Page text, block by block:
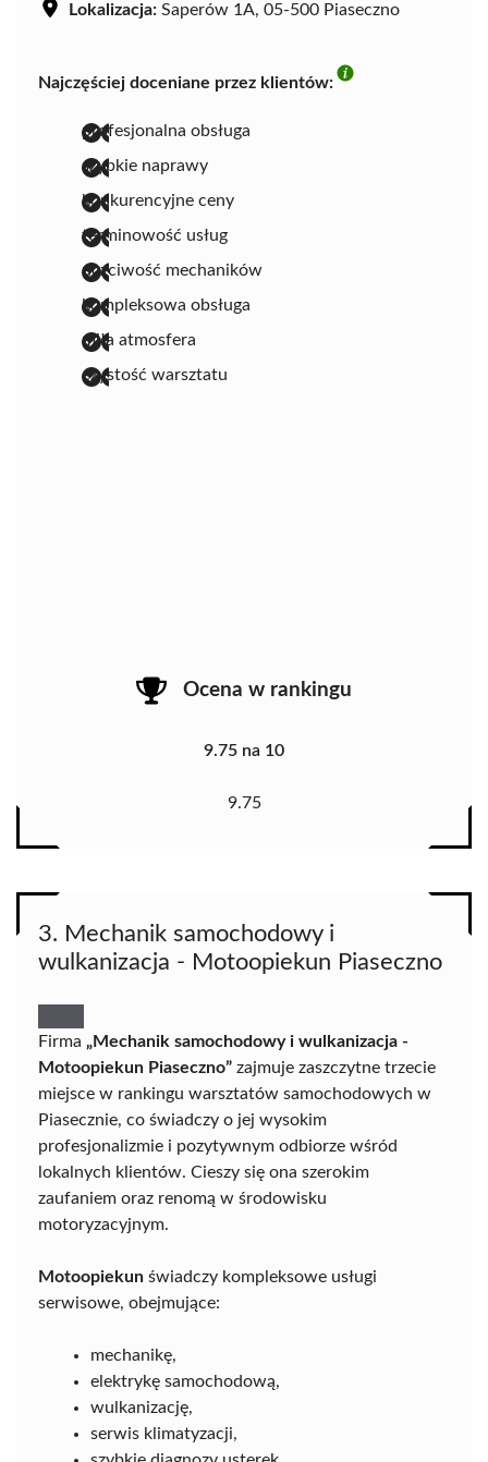
Lokalizacja: Saperów 1A, 05-500 Piaseczno
Najczęściej doceniane przez klientów:
profesjonalna obsługa
szybkie naprawy
konkurencyjne ceny
terminowość usług
uczciwość mechaników
kompleksowa obsługa
miła atmosfera
czystość warsztatu
Ocena w rankingu
9.75 na 10
9.75
3. Mechanik samochodowy i
wulkanizacja - Motoopiekun Piaseczno
Firma „Mechanik samochodowy i wulkanizacja -
Motoopiekun Piaseczno” zajmuje zaszczytne trzecie
miejsce w rankingu warsztatów samochodowych w
Piasecznie, co świadczy o jej wysokim
profesjonalizmie i pozytywnym odbiorze wśród
lokalnych klientów. Cieszy się ona szerokim
zaufaniem oraz renomą w środowisku
motoryzacyjnym.
Motoopiekun świadczy kompleksowe usługi
serwisowe, obejmujące:
mechanikę,
elektrykę samochodową,
wulkanizację,
serwis klimatyzacji,